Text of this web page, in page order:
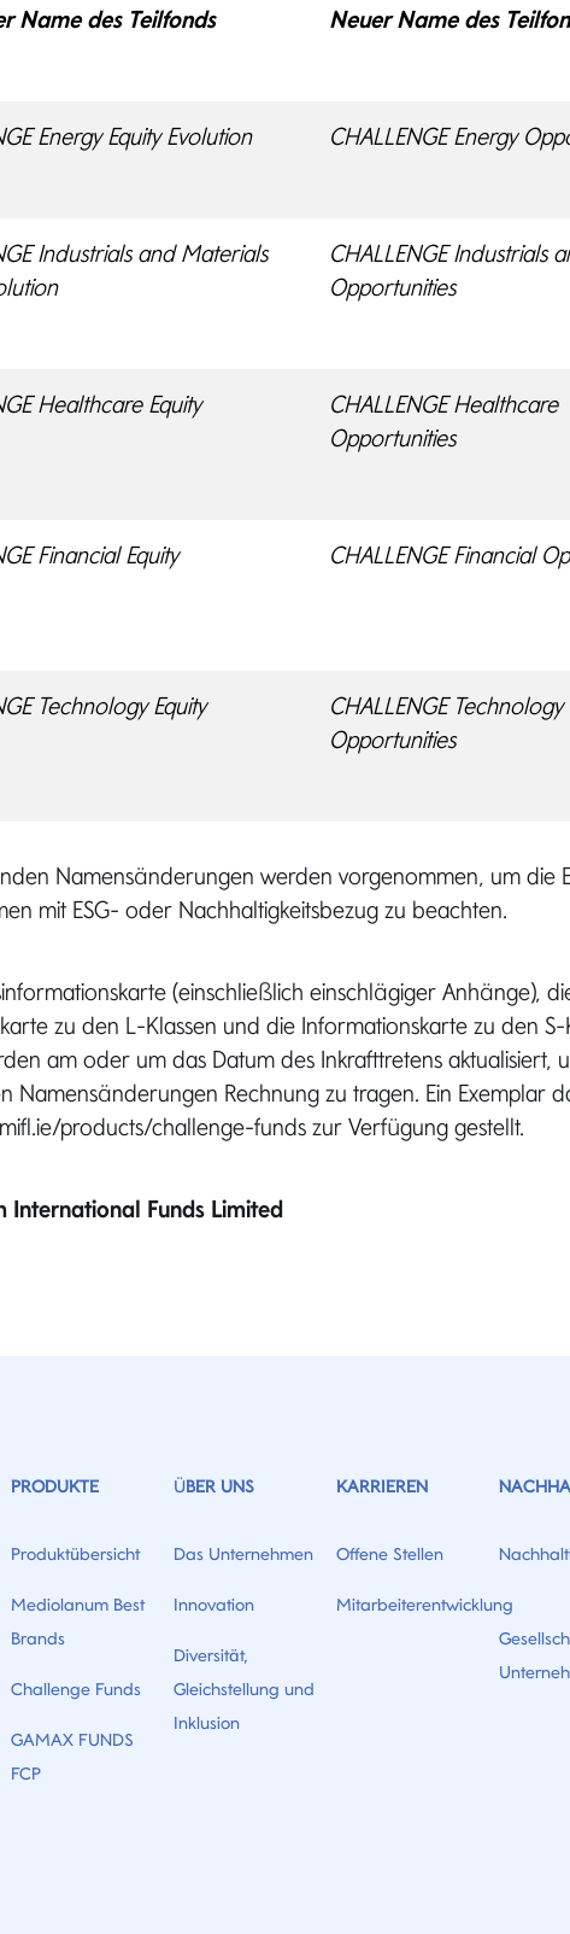
Name des Teilfonds Neuer Name des
Energy Equity Evolution CHALLENGE Energy
Industrials and Materials
CHALLENGE Industrials
Opportunities
Healthcare Equity
CHALLENGE Healthcare
Opportunities
Financial Equity
CHALLENGE Financial
Technology Equity
CHALLENGE Technology
Opportunities
Namensänderungen werden vorgenommen, um die
mit ESG- oder Nachhaltigkeitsbezug zu beachten.
(einschließlich einschlägiger Anhänge),
zu den L-Klassen und die Informationskarte zu den S-
am oder um das Datum des Inkrafttretens aktualisiert,
Namensänderungen Rechnung zu tragen. Ein Exemplar
products/challenge-funds zur Verfügung gestellt.
International Funds Limited
PRODUKTE
Produktübersicht
Mediolanum Best
Brands
Challenge Funds
GAMAX FUNDS
FCP
ÜBER UNS
Das Unternehmen
Innovation
Diversität,
Gleichstellung und
Inklusion
KARRIEREN
Offene Stellen
Mitarbeiterentwicklung